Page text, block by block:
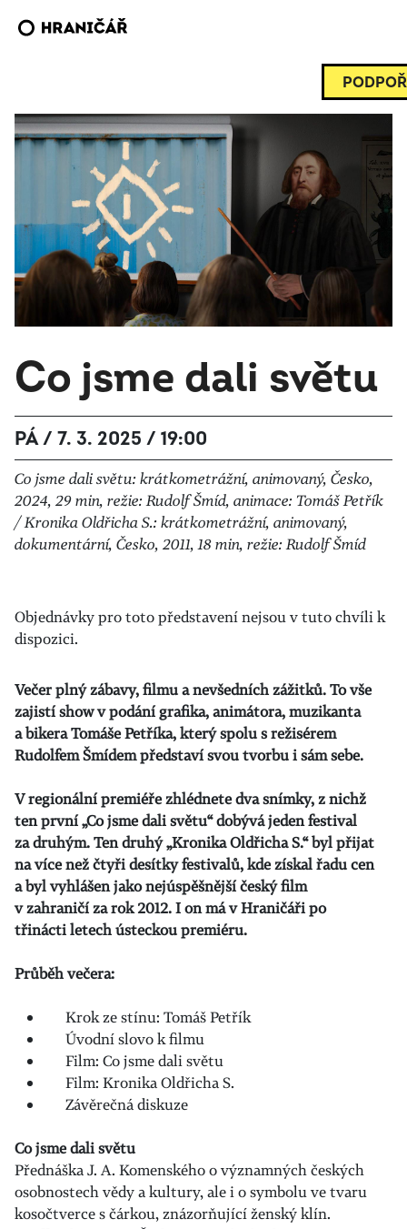
Co jsme dali světu
PÁ / 7. 3. 2025 / 19:00
Co jsme dali světu: krátkometrážní, animovaný, Česko,
2024, 29 min, režie: Rudolf Šmíd, animace: Tomáš Petřík
/ Kronika Oldřicha S.: krátkometrážní, animovaný,
dokumentární, Česko, 2011, 18 min, režie: Rudolf Šmíd
Objednávky pro toto představení nejsou v tuto chvíli k
dispozici.
Večer plný zábavy, filmu a nevšedních zážitků. To vše
zajistí show v podání grafika, animátora, muzikanta
a bikera Tomáše Petříka, který spolu s režisérem
Rudolfem Šmídem představí svou tvorbu i sám sebe.
V regionální premiéře zhlédnete dva snímky, z nichž
ten první „Co jsme dali světu“ dobývá jeden festival
za druhým.Ten druhý „Kronika Oldřicha S.“ byl přijat
na více než čtyři desítky festivalů, kde získal řadu cen
a byl vyhlášen jako nejúspěšnější český film
v zahraničí za rok 2012. I on má v Hraničáři po
třinácti letech ústeckou premiéru.
Průběh večera:
Krok ze stínu: Tomáš Petřík
Úvodní slovo k filmu
Film: Co jsme dali světu
Film: Kronika Oldřicha S.
Závěrečná diskuze
Co jsme dali světu
Přednáška J. A. Komenského o významných českých
osobnostech vědy a kultury, ale i o symbolu ve tvaru
kosočtverce s čárkou, znázorňující ženský klín.